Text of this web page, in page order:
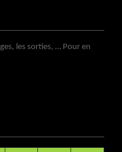
les sorties, … Pour en